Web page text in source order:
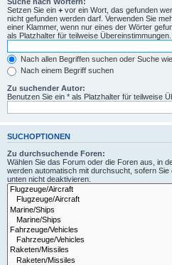
Setzen Sie ein + vor ein Wort, das gefunden
nicht gefunden werden darf. Verwenden Sie
einer Klammer, wenn nur eines der Wörter
als Platzhalter für teilweise Übereinstimmungen.
Nach allen Begriffen suchen oder Suche
Nach einem Begriff suchen
Zu suchender Autor:
Benutzen Sie ein * als Platzhalter für teilweise
SUCHOPTIONEN
Zu durchsuchende Foren:
Wählen Sie das Forum oder die Foren aus, in
werden automatisch mit durchsucht, sofern Sie
unten nicht deaktivieren.